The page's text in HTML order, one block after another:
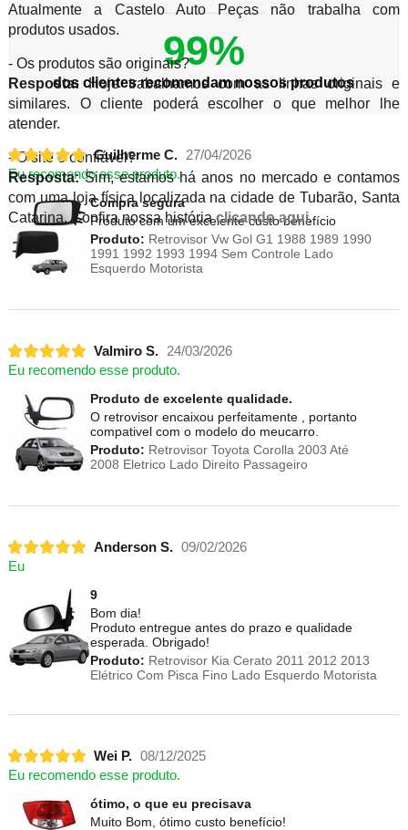
Atualmente a Castelo Auto Peças não trabalha com
produtos usados.
- Os produtos são originais?
Resposta:Hoje trabalhamos com as linhas originais e
similares. O cliente poderá escolher o que melhor lhe
atender.
- O site é confiável?
Resposta:Sim, estamos há anos no mercado e contamos
com uma loja física localizada na cidade de Tubarão, Santa
Catarina. Confira nossa históriaclicando aqui.
99%
dos clientes recomendam nossos produtos
Guilherme C.
27/04/2026
Eu recomendo esse produto.
Compra segura
Produto com um excelente custo benefício
Produto: Retrovisor Vw Gol G1 1988 1989 1990
1991 1992 1993 1994 Sem Controle Lado
Esquerdo Motorista
Valmiro S.
24/03/2026
Eu recomendo esse produto.
Produto de excelente qualidade.
O retrovisor encaixou perfeitamente , portanto
compativel com o modelo do meucarro.
Produto: Retrovisor Toyota Corolla 2003 Até
2008 Eletrico Lado Direito Passageiro
Anderson S. 09/02/2026
Eu
9
Bom dia!
Produto entregue antes do prazo e qualidade
esperada. Obrigado!
Produto: Retrovisor Kia Cerato 2011 2012 2013
Elétrico Com Pisca Fino Lado Esquerdo Motorista
Wei P. 08/12/2025
Eu recomendo esse produto.
ótimo, o que eu precisava
Muito Bom, ótimo custo benefício!